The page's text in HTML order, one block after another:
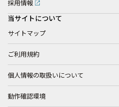
採用情報
当サイトについて
サイトマップ
ご利用規約
個人情報の取扱いについて
動作確認環境